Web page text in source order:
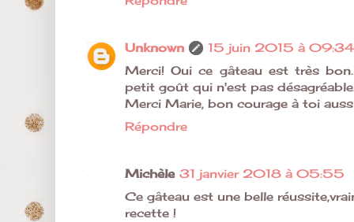
Unknown
15 juin 2015 à 09:34
Merci! Oui ce gâteau est très
petit goût qui n'est pas
Merci Marie, bon courage à toi
Répondre
Michèle 31 janvier 2018 à 05:55
Ce gâteau est une belle
recette !